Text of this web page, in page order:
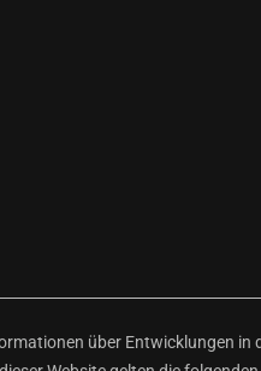
über Entwicklungen